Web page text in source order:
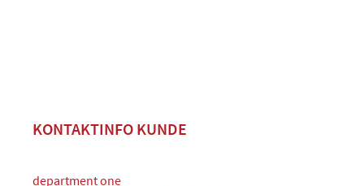
KONTAKTINFO KUNDE
department one